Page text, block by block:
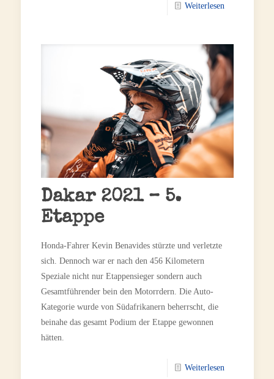
Weiterlesen
Dakar 2021 – 5.
Etappe
Honda-Fahrer Kevin Benavides stürzte und verletzte
sich. Dennoch war er nach den 456 Kilometern
Speziale nicht nur Etappensieger sondern auch
Gesamtführender bein den Motorrdern. Die Auto-
Kategorie wurde von Südafrikanern beherrscht, die
beinahe das gesamt Podium der Etappe gewonnen
hätten.
Weiterlesen